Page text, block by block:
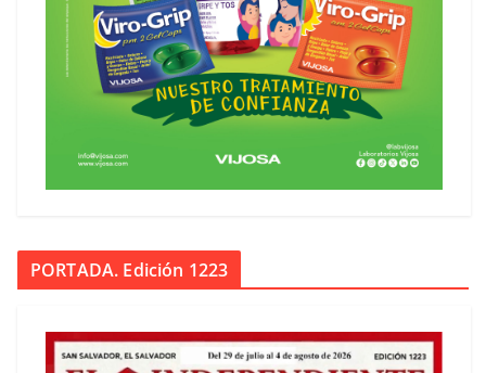
PORTADA. Edición 1223